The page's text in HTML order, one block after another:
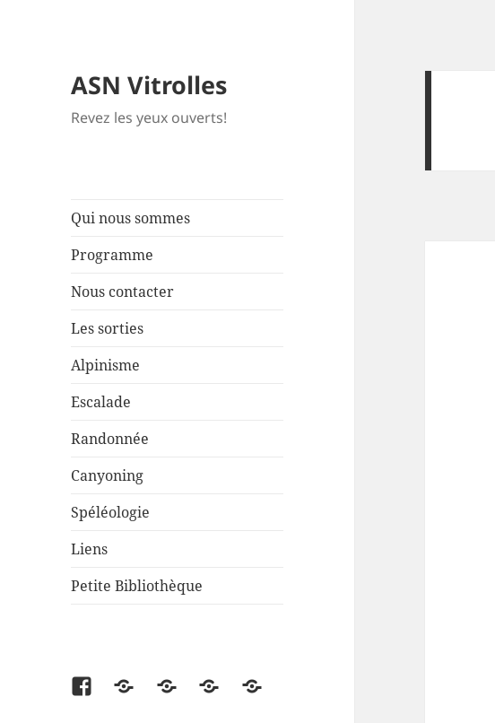
ASN Vitrolles
Revez les yeux ouverts!
Qui nous sommes
Programme
Nous contacter
Les sorties
Alpinisme
Escalade
Randonnée
Canyoning
Spéléologie
Liens
Petite Bibliothèque
FacebookPartenaire
Liens CartesPetite